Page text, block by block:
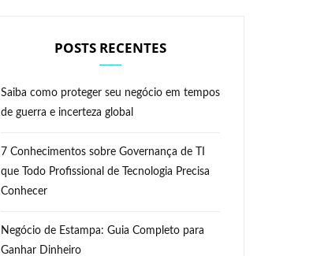
POSTS RECENTES
Saiba como proteger seu negócio em tempos
de guerra e incerteza global
7 Conhecimentos sobre Governança de TI
que Todo Profissional de Tecnologia Precisa
Conhecer
Negócio de Estampa: Guia Completo para
Ganhar Dinheiro